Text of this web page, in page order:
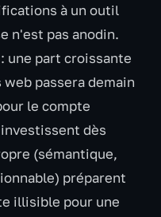
à un outil
n'est pas anodin.
une part croissante
passera demain
le compte
dès
(sémantique,
préparent
illisible pour une